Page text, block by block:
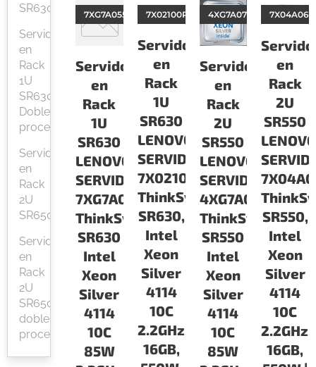
SR630
Servidor
en
Rack
1U
SR630
Doble
procesador
Servidor
en
Rack
2U
SR650
Servidor
en
Rack
2U
SR650
doble
procesador
Servidor
en
Rack
1U
SR630
LENOVO
SERVIDORES
7XG7A05534
ThinkSystem
SR630
Intel
Xeon
Silver
4114
10C
85W
7XG7A05534
Servidor
en
Rack
1U
SR630
LENOVO
SERVIDORES
7X02100PLA
ThinkSystem
SR630,
Intel
Xeon
Silver
4114
10C
2.2GHz,
16GB,
7X02100PLA
Servidor
en
Rack
2U
SR550
LENOVO
SERVIDORES
4XG7A07192
ThinkSystem
SR550
Intel
Xeon
Silver
4114
10C
85W
4XG7A07192
en
Rack
2U
SR550
SR550,
Intel
Xeon
Silver
4114
10C
2.2GHz,
16GB,